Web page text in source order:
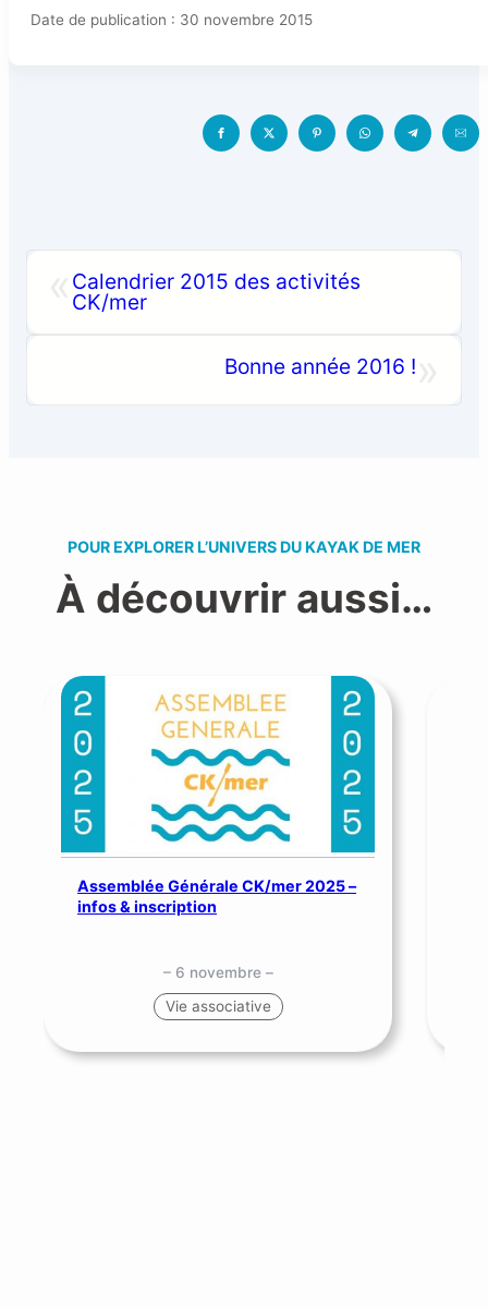
Date de publication : 30 novembre 2015
Calendrier 2015 des activités
CK/mer
Bonne année 2016 !
POUR EXPLORER L’UNIVERS DU KAYAK DE MER
À découvrir aussi…
Assemblée Générale CK/mer 2025 –
infos & inscription
– 6 novembre –
Vie associative